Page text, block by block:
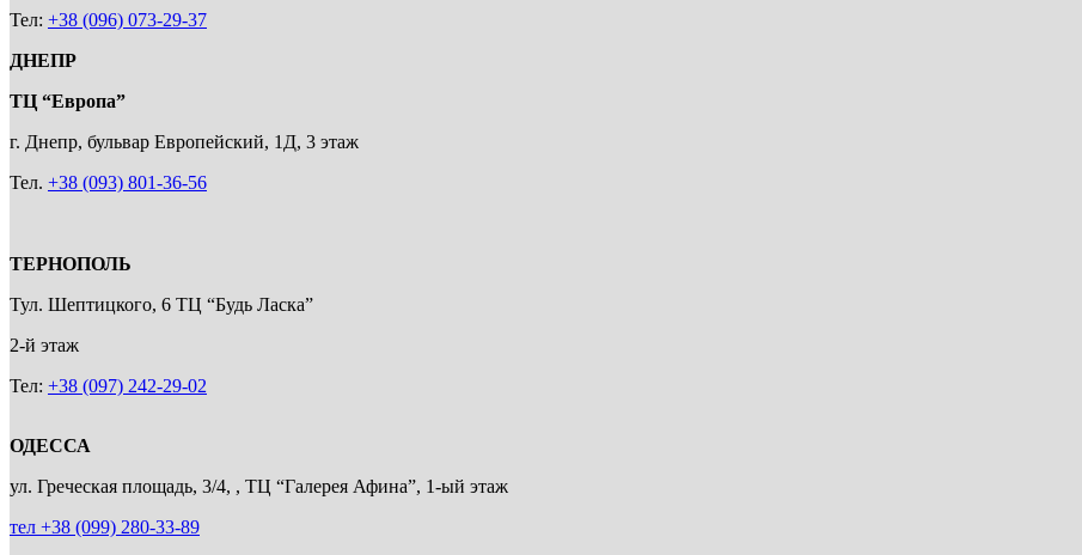
Тел: +38 (096) 073-29-37
ДНЕПР
ТЦ “Европа”
г. Днепр, бульвар Европейский, 1Д, 3 этаж
Тел. +38 (093) 801-36-56
ТЕРНОПОЛЬ
Тул. Шептицкого, 6 ТЦ “Будь Ласка”
2-й этаж
Тел: +38 (097) 242-29-02
ОДЕССА
ул. Греческая площадь, 3/4, , ТЦ “Галерея Афина”, 1-ый этаж
тел +38 (099) 280-33-89